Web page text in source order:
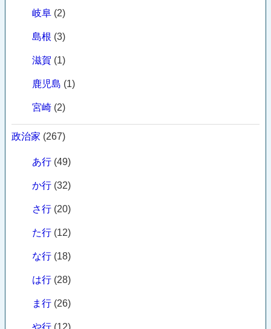
岐阜 (2)
島根 (3)
滋賀 (1)
鹿児島 (1)
宮崎 (2)
政治家 (267)
あ行 (49)
か行 (32)
さ行 (20)
た行 (12)
な行 (18)
は行 (28)
ま行 (26)
や行 (12)